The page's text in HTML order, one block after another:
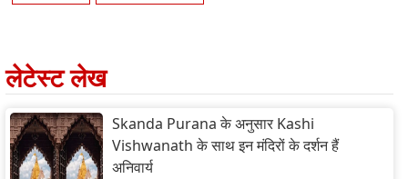
लेटेस्ट लेख
Skanda Purana के अनुसार Kashi
Vishwanath के साथ इन मंदिरों के दर्शन हैं
अनिवार्य